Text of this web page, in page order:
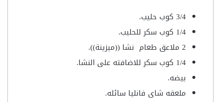
3/4 كوب حليب.
1/4 كوب سكر للحليب.
2 ملاعق طعام نشا ((ميزينة)).
1/4 كوب سكر للاضافته على النشا.
بيضه.
ملعقه شاى فانليا سائله.